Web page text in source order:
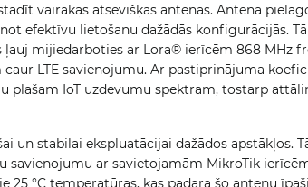
vairākas atsevišķas antenas. Antena
efektīvu lietošanu dažādās konfigurācijās.
ļauj mijiedarboties ar Lora® ierīcēm 868 MHz
LTE savienojumu. Ar pastiprinājuma
plašam IoT uzdevumu spektram, tostarp
un stabilai ekspluatācijai dažādos apstākļos.
savienojumu ar savietojamām MikroTik
25 °C temperatūras, kas padara šo antenu